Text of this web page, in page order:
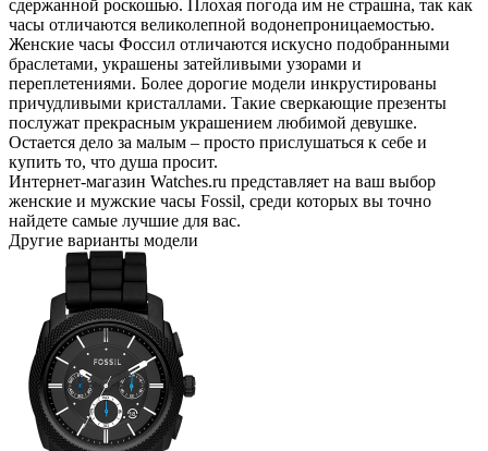
сдержанной роскошью. Плохая погода им не страшна, так как
часы отличаются великолепной водонепроницаемостью.
Женские часы Фоссил отличаются искусно подобранными
браслетами, украшены затейливыми узорами и
переплетениями. Более дорогие модели инкрустированы
причудливыми кристаллами. Такие сверкающие презенты
послужат прекрасным украшением любимой девушке.
Остается дело за малым – просто прислушаться к себе и
купить то, что душа просит.
Интернет-магазин Watches.ru представляет на ваш выбор
женские и мужские часы Fossil, среди которых вы точно
найдете самые лучшие для вас.
Другие варианты модели